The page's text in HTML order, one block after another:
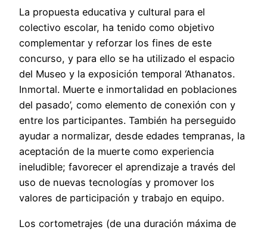
La propuesta educativa y cultural para el
colectivo escolar, ha tenido como objetivo
complementar y reforzar los fines de este
concurso, y para ello se ha utilizado el espacio
del Museo y la exposición temporal ‘Athanatos.
Inmortal. Muerte e inmortalidad en poblaciones
del pasado’, como elemento de conexión con y
entre los participantes. También ha perseguido
ayudar a normalizar, desde edades tempranas, la
aceptación de la muerte como experiencia
ineludible; favorecer el aprendizaje a través del
uso de nuevas tecnologías y promover los
valores de participación y trabajo en equipo.
Los cortometrajes (de una duración máxima de